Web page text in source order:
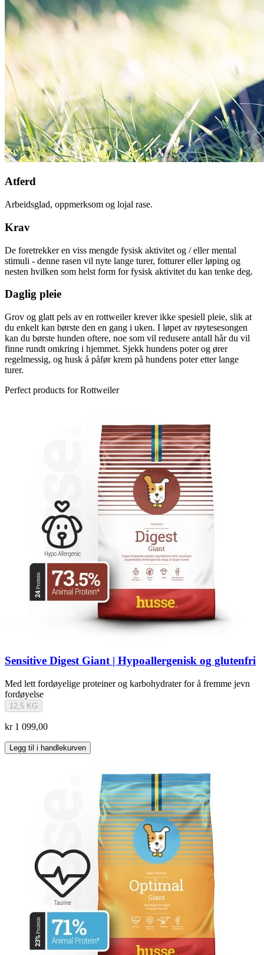
Atferd
Arbeidsglad, oppmerksom og lojal rase.
Krav
De foretrekker en viss mengde fysisk aktivitet og / eller mental
stimuli - denne rasen vil nyte lange turer, fotturer eller løping og
nesten hvilken som helst form for fysisk aktivitet du kan tenke deg.
Daglig pleie
Grov og glatt pels av en rottweiler krever ikke spesiell pleie, slik at
du enkelt kan børste den en gang i uken. I løpet av røytesesongen
kan du børste hunden oftere, noe som vil redusere antall hår du vil
finne rundt omkring i hjemmet. Sjekk hundens poter og ører
regelmessig, og husk å påfør krem på hundens poter etter lange
turer.
Perfect products for Rottweiler
Sensitive Digest Giant | Hypoallergenisk og glutenfri
Med lett fordøyelige proteiner og karbohydrater for å fremme jevn
fordøyelse
12,5 KG
kr 1 099,00
Legg til i handlekurven